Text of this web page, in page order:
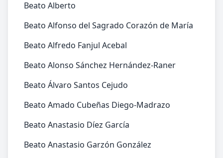
Beato Alberto
Beato Alfonso del Sagrado Corazón de María
Beato Alfredo Fanjul Acebal
Beato Alonso Sánchez Hernández-Raner
Beato Álvaro Santos Cejudo
Beato Amado Cubeñas Diego-Madrazo
Beato Anastasio Díez García
Beato Anastasio Garzón González